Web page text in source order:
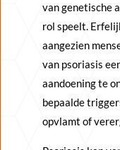
van genetische
rol speelt.
aangezien
van psoriasis
aandoening te
bepaalde
opvlamt of